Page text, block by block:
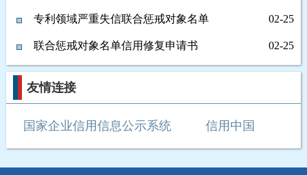
申请书（试行...
专利领域严重失信联合惩戒对象名单
认定标准变化...
02-25
联合惩戒对象名单信用修复申请书
（试行）
02-25
友情连接
国家企业信用信息公示系统 信用中国